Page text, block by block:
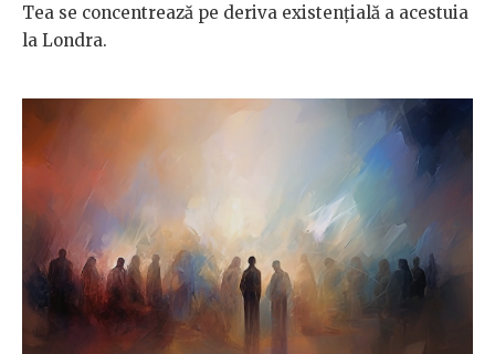
Tea se concentrează pe deriva existențială a acestuia
la Londra.